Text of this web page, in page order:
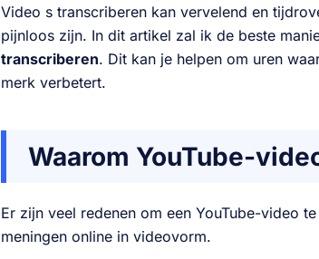
Video s transcriberen kan vervelend en
pijnloos zijn. In dit artikel zal ik de beste
transcriberen. Dit kan je helpen om uren
merk verbetert.
Waarom YouTube-
Er zijn veel redenen om een YouTube-video
meningen online in videovorm.